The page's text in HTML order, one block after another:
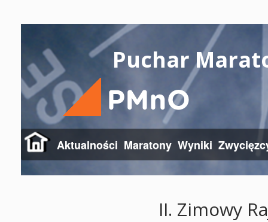
Puchar
Aktualności Maratony Wyniki
II. Zimowy